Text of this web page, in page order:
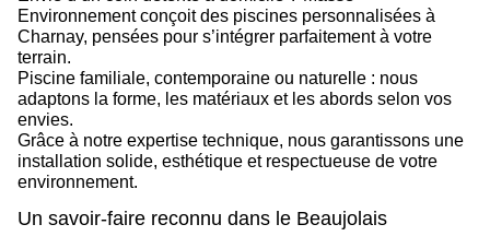
Environnementconçoit des piscines personnalisées à
Charnay, pensées pour s’intégrer parfaitement à votre
terrain.
Piscine familiale, contemporaine ou naturelle : nous
adaptons la forme, les matériaux et les abords selon vos
envies.
Grâce à notre expertise technique, nous garantissons une
installation solide, esthétique et respectueuse de votre
environnement.
Un savoir-faire reconnu dans le Beaujolais